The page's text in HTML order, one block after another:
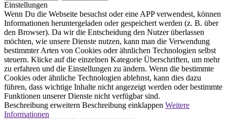
Einstellungen
Wenn Du die Webseite besuchst oder eine APP verwendest, können
Informationen heruntergeladen oder gespeichert werden (z. B. über
den Browser). Da wir die Entscheidung den Nutzer überlassen
möchten, wie unsere Dienste nutzen, kann man die Verwendung
bestimmter Arten von Cookies oder ähnlichen Technologien selbst
steuern. Klicke auf die einzelnen Kategorie Überschriften, um mehr
zu erfahren und die Einstellungen zu ändern. Wenn die bestimmte
Cookies oder ähnliche Technologien ablehnst, kann dies dazu
führen, dass wichtige Inhalte nicht angezeigt werden oder bestimmte
Funktionen unserer Dienste nicht verfügbar sind.
Beschreibung erweitern Beschreibung einklappen Weitere
Informationen